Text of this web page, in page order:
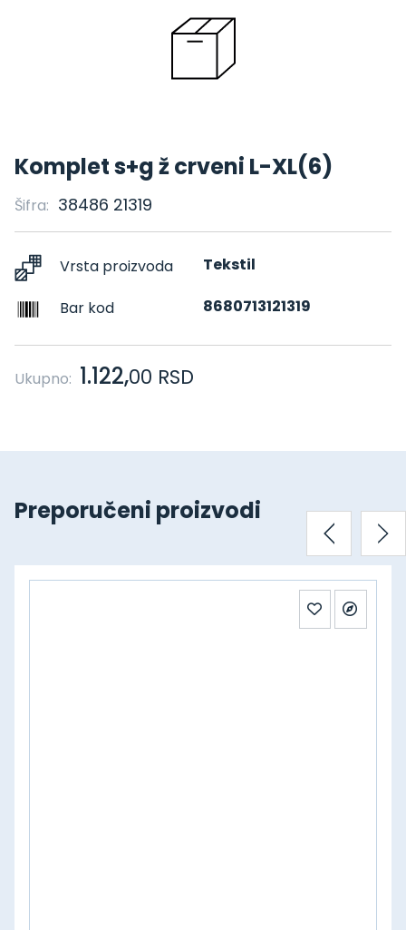
Komplet s+g ž crveni L-XL(6)
Šifra: 38486 21319
Vrsta proizvoda Tekstil
Bar kod 8680713121319
Ukupno: 1.122,00 RSD
Preporučeni proizvodi